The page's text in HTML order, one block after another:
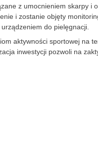
z umocnieniem skarpy
i zostanie objęty
do pielęgnacji.
aktywności sportowej na
inwestycji pozwoli na